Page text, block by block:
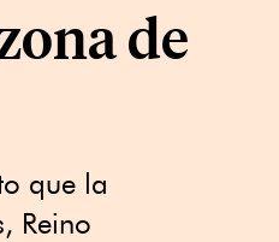
de
que la
Reino